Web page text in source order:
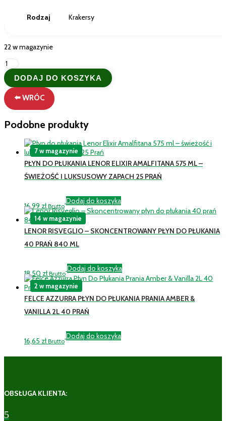
Rodzaj Krakersy
22 w magazynie
ilość
Chanteclair
Vert
Talco
Bebè
–
Płyn
Płukania
DODAJ DO KOSZYKA
⬅️ WRÓC
Podobne produkty
PŁYN DO PŁUKANIA LENOR ELIXIR AMALFITANA 575 ML –
ŚWIEŻOŚĆ I LUKSUSOWY ZAPACH 25 PRAŃ
16,99 zł Brutto
Dodaj do koszyka
7 w magazynie
LENOR RISVEGLIO – SKONCENTROWANY PŁYN DO PŁUKANIA
40 PRAŃ 840 ML
18,50 zł Brutto
Dodaj do koszyka
14 w magazynie
FELCE AZZURRA PŁYN DO PŁUKANIA PRANIA AMBER &
VANILLA 2L 40 PRAŃ
16,65 zł Brutto
Dodaj do koszyka
2 w magazynie
OBSŁUGA KLIENTA:
5